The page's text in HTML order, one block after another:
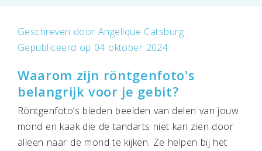
Geschreven door Angelique Catsburg
Gepubliceerd op 04 oktober 2024
Waarom zijn röntgenfoto's
belangrijk voor je gebit?
Röntgenfoto’s bieden beelden van delen van jouw
mond en kaak die de tandarts niet kan zien door
alleen naar de mond te kijken. Ze helpen bij het